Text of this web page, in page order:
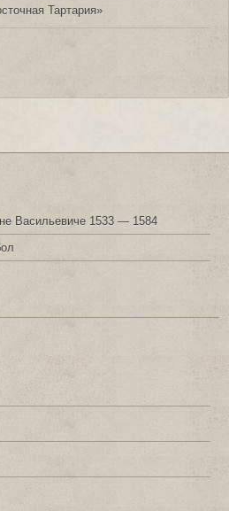
Тартария»
Васильевиче 1533 — 1584